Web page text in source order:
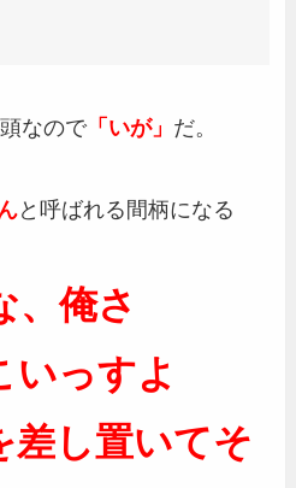
なので「いが」 だ。
と呼ばれる間柄になる
、俺さ
いっすよ
差し置いてそ